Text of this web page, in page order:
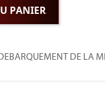
PANIER
DE LA